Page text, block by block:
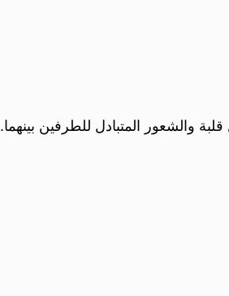
والشعور المتبادل للطرفين بينهما.